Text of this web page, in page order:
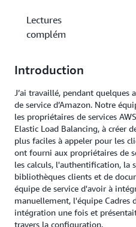
Lectures
complémentaires
Introduction
J’ai travaillé, pendant quelques
de service d’Amazon. Notre
les propriétaires de services
Elastic Load Balancing, à créer
plus faciles à appeler pour les
ont fourni aux propriétaires de
les calculs, l'authentification, la
bibliothèques clients et de
équipe de service d'avoir à
manuellement, l'équipe Cadres
intégration une fois et
travers la configuration.